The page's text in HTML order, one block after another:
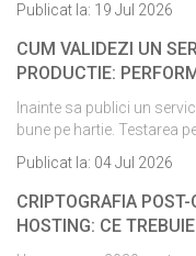
Publicat la: 19 Jul 2026
CUM VALIDEZI UN
PRODUCTIE:
Inainte sa publici un
bune pe hartie. Testarea pe
Publicat la: 04 Jul 2026
CRIPTOGRAFIA
HOSTING: CE